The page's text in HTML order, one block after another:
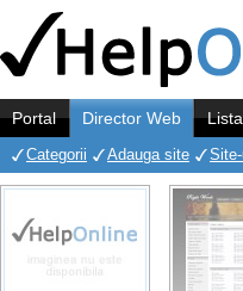
Portal Director Web
Categorii Adauga site